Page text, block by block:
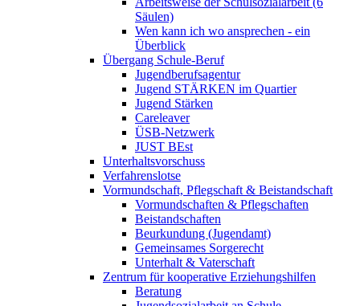
Säulen)
Wen kann ich wo ansprechen - ein
Überblick
Übergang Schule-Beruf
Jugendberufsagentur
Jugend STÄRKEN im Quartier
Jugend Stärken
Careleaver
ÜSB-Netzwerk
JUST BEst
Unterhaltsvorschuss
Verfahrenslotse
Vormundschaft, Pflegschaft & Beistandschaft
Vormundschaften & Pflegschaften
Beistandschaften
Beurkundung (Jugendamt)
Gemeinsames Sorgerecht
Unterhalt & Vaterschaft
Zentrum für kooperative Erziehungshilfen
Beratung